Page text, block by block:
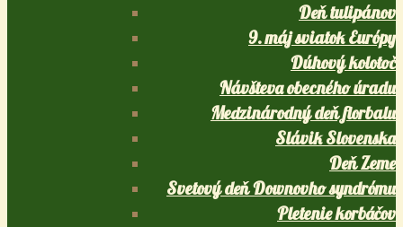
Deň tulipánov
9. máj sviatok Európy
Dúhový kolotoč
Návšteva obecného úradu
Medzinárodný deň florbalu
Slávik Slovenska
Deň Zeme
Svetový deň Downovho syndrómu
Pletenie korbáčov